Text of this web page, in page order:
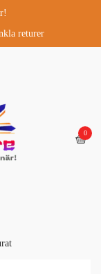
returer
0